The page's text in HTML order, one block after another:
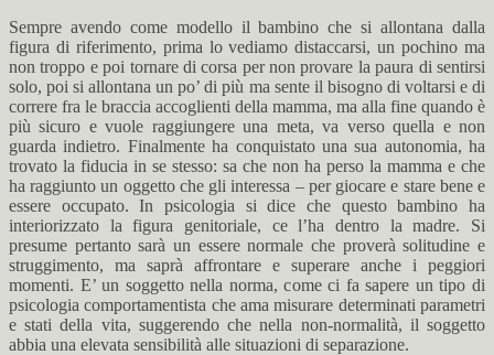
Sempre avendo come modello il bambino che si allontana dalla
figura di riferimento, prima lo vediamo distaccarsi, un pochino ma
non troppo e poi tornare di corsa per non provare la paura di sentirsi
solo, poi si allontana un po’ di più ma sente il bisogno di voltarsi e di
correre fra le braccia accoglienti della mamma, ma alla fine quando è
più sicuro e vuole raggiungere una meta, va verso quella e non
guarda indietro. Finalmente ha conquistato una sua autonomia, ha
trovato la fiducia in se stesso: sa che non ha perso la mamma e che
ha raggiunto un oggetto che gli interessa – per giocare e stare bene e
essere occupato. In psicologia si dice che questo bambino ha
interiorizzato la figura genitoriale, ce l’ha dentro la madre. Si
presume pertanto sarà un essere normale che proverà solitudine e
struggimento, ma saprà affrontare e superare anche i peggiori
momenti. E’ un soggetto nella norma, come ci fa sapere un tipo di
psicologia comportamentista che ama misurare determinati parametri
e stati della vita, suggerendo che nella non-normalità, il soggetto
abbia una elevata sensibilità alle situazioni di separazione.